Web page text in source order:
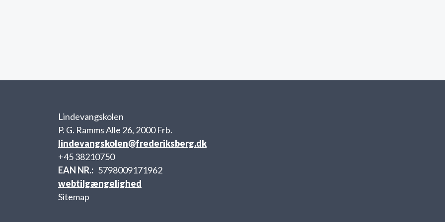
Lindevangskolen
P. G. Ramms Alle 26, 2000 Frb.
lindevangskolen@frederiksberg.dk
+45 38210750
EAN NR.
5798009171962
webtilgængelighed
Sitemap